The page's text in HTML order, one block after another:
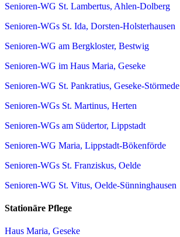
Senioren-WG St. Lambertus, Ahlen-Dolberg
Senioren-WGs St. Ida, Dorsten-Holsterhausen
Senioren-WG am Bergkloster, Bestwig
Senioren-WG im Haus Maria, Geseke
Senioren-WG St. Pankratius, Geseke-Störmede
Senioren-WGs St. Martinus, Herten
Senioren-WGs am Südertor, Lippstadt
Senioren-WG Maria, Lippstadt-Bökenförde
Senioren-WGs St. Franziskus, Oelde
Senioren-WG St. Vitus, Oelde-Sünninghausen
Stationäre Pflege
Haus Maria, Geseke